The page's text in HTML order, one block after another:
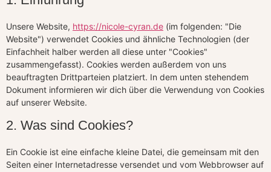
Unsere Website, https://nicole-cyran.de (im folgenden: "Die
Website") verwendet Cookies und ähnliche Technologien (der
Einfachheit halber werden all diese unter "Cookies"
zusammengefasst). Cookies werden außerdem von uns
beauftragten Drittparteien platziert. In dem unten stehendem
Dokument informieren wir dich über die Verwendung von Cookies
auf unserer Website.
2. Was sind Cookies?
Ein Cookie ist eine einfache kleine Datei, die gemeinsam mit den
Seiten einer Internetadresse versendet und vom Webbrowser auf